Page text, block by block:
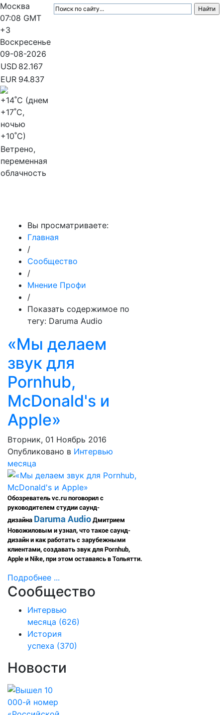
Москва
07:08 GMT
+3
Воскресенье
09-08-2026
USD 82.167
EUR 94.837
+14˚C (днем
+17˚C,
ночью
+10˚C)
Ветрено,
переменная
облачность
Вы просматриваете:
Главная
/
Сообщество
/
Мнение Профи
/
Показать содержимое по
тегу: Daruma Audio
«Мы делаем
звук для
Pornhub,
McDonald's и
Apple»
Вторник, 01 Ноябрь 2016
Опубликовано в Интервью
месяца
Обозреватель vc.ru поговорил с
руководителем студии саунд-
дизайна Daruma AudioДмитрием
Новожиловым и узнал, что такое саунд-
дизайн и как работать с зарубежными
клиентами, создавать звук для Pornhub,
Apple и Nike, при этом оставаясь в Тольятти.
Подробнее ...
Сообщество
Интервью
месяца (626)
История
успеха (370)
Новости